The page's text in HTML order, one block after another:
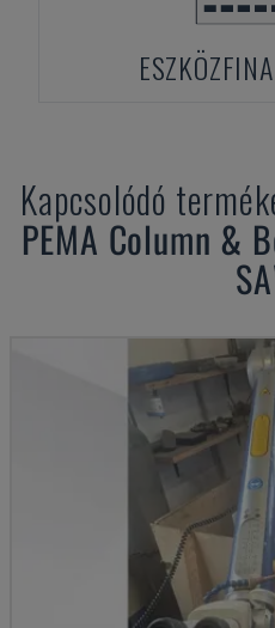
Kapcsolódó
PEMA Column &